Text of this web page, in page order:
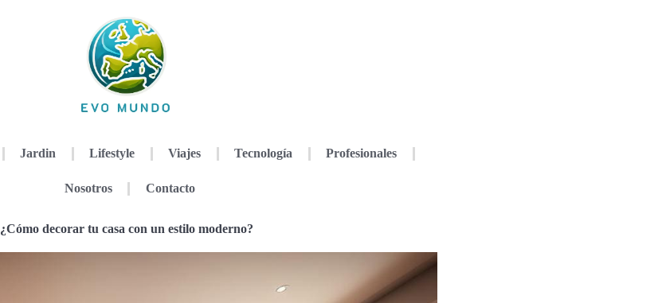
Jardin Lifestyle Viajes Tecnología Profesionales
Nosotros Contacto
¿Cómo decorar tu casa con un estilo moderno?